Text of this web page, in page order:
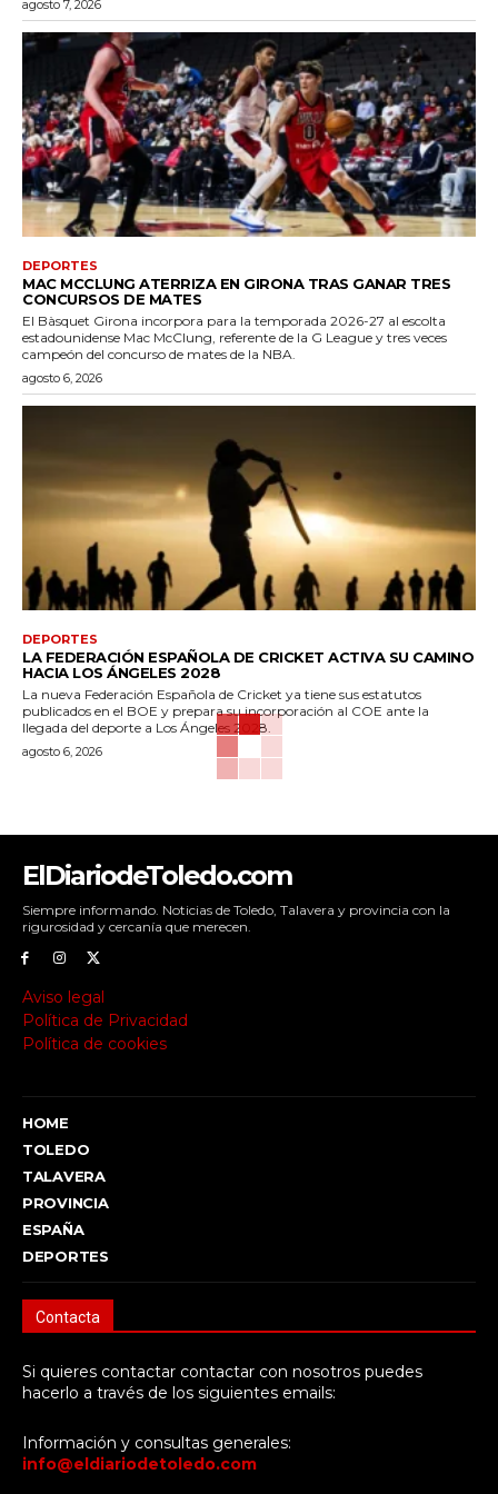
agosto 7, 2026
DEPORTES
MAC MCCLUNG ATERRIZA EN GIRONA TRAS GANAR TRES
CONCURSOS DE MATES
El Bàsquet Girona incorpora para la temporada 2026-27 al escolta
estadounidense Mac McClung, referente de la G League y tres veces
campeón del concurso de mates de la NBA.
agosto 6, 2026
DEPORTES
LA FEDERACIÓN ESPAÑOLA DE CRICKET ACTIVA SU CAMINO
HACIA LOS ÁNGELES 2028
La nueva Federación Española de Cricket ya tiene sus estatutos
publicados en el BOE y prepara su incorporación al COE ante la
llegada del deporte a Los Ángeles 2028.
agosto 6, 2026
ElDiariodeToledo.com
Siempre informando. Noticias de Toledo, Talavera y provincia con la
rigurosidad y cercanía que merecen.
Aviso legal
Política de Privacidad
Política de cookies
HOME
TOLEDO
TALAVERA
PROVINCIA
ESPAÑA
DEPORTES
Contacta
Si quieres contactar contactar con nosotros puedes
hacerlo a través de los siguientes emails:
Información y consultas generales:
info@eldiariodetoledo.com